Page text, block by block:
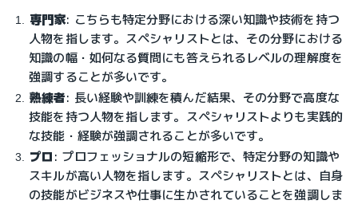
専門家: こちらも特定分野における深い知識や技術を持つ
人物を指します。スペシャリストとは、その分野における
知識の幅・如何なる質問にも答えられるレベルの理解度を
強調することが多いです。
熟練者: 長い経験や訓練を積んだ結果、その分野で高度な
技能を持つ人物を指します。スペシャリストよりも実践的
な技能・経験が強調されることが多いです。
プロ: プロフェッショナルの短縮形で、特定分野の知識や
スキルが高い人物を指します。スペシャリストとは、自身
の技能がビジネスや仕事に生かされていることを強調しま